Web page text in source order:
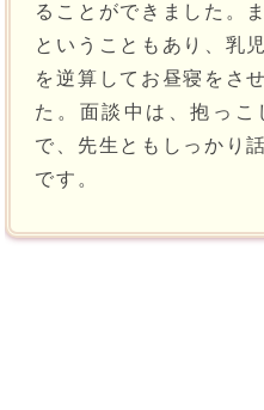
ることができました。
ということもあり、乳
を逆算してお昼寝をさ
た。面談中は、抱っ
で、先生ともしっかり
です。